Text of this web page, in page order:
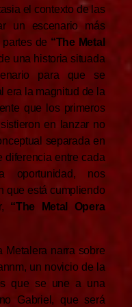
el contexto de las
un escenario más
de “The Metal
una historia situada
para que se
era la magnitud de la
que los primeros
en lanzar no
separada en
diferencia entre cada
oportunidad, nos
que está cumpliendo
“The Metal Opera
Metalera narra sobre
un novicio de la
que se une a una
Gabriel, que será